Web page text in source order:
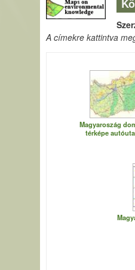
A címekre kattintva
Magyaroszág
térképe